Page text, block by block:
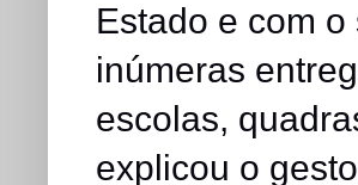
Estado e com
inúmeras
escolas,
explicou o